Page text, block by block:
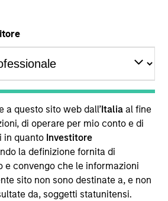
a questo sito web dall’Italia al fine
di operare per mio conto e di
in quanto Investitore
la definizione fornita di
e convengo che le informazioni
sito non sono destinate a, e non
da, soggetti statunitensi.
fonds
Investment Funds, una
a capitale variabile di diritto
è registrata nel
come organismo
ai sensi della Parte 1 della Legge
e successive modifiche. La Società è
collettivo in valori mobiliari